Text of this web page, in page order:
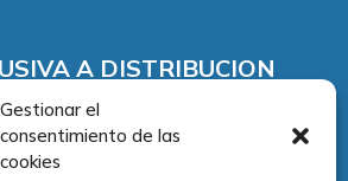
Gestionar el
consentimiento de las
cookies
A DISTRIBUCION
02